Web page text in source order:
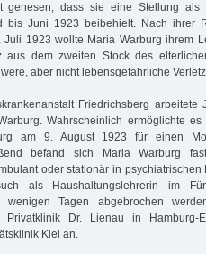
genesen, dass sie eine Stellung als
bis Juni 1923 beibehielt. Nach ihrer
Juli 1923 wollte Maria Warburg ihrem
aus dem zweiten Stock des
aber nicht lebensgefährliche
Friedrichsberg arbeitete
Wahrscheinlich ermöglichte
am 9. August 1923 für einen
befand sich Maria Warburg
oder stationär in psychiatrischen
als Haushaltungslehrerin im
wenigen Tagen abgebrochen
Privatklinik Dr. Lienau in Hamburg-
Kiel an.